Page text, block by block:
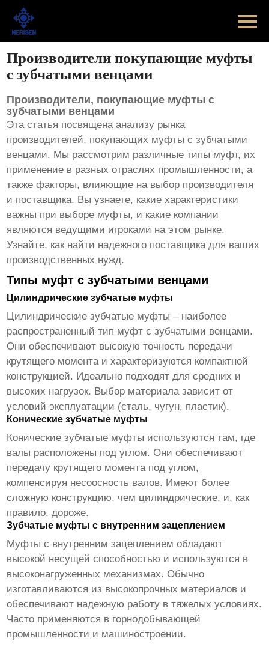
Главная
Новости
Случаи
Оборудование завода
Контакты
О Нас
Производители покупающие муфты
с зубчатыми венцами
Производители, покупающие муфты с
зубчатыми венцами
Эта статья посвящена анализу рынка
производителей, покупающих муфты с зубчатыми
венцами. Мы рассмотрим различные типы муфт, их
применение в разных отраслях промышленности, а
также факторы, влияющие на выбор производителя
и поставщика. Вы узнаете, какие характеристики
важны при выборе муфты, и какие компании
являются ведущими игроками на этом рынке.
Узнайте, как найти надежного поставщика для ваших
производственных нужд.
Типы муфт с зубчатыми венцами
Цилиндрические зубчатые муфты
Цилиндрические зубчатые муфты – наиболее
распространенный тип муфт с зубчатыми венцами.
Они обеспечивают высокую точность передачи
крутящего момента и характеризуются компактной
конструкцией. Идеально подходят для средних и
высоких нагрузок. Выбор материала зависит от
условий эксплуатации (сталь, чугун, пластик).
Конические зубчатые муфты
Конические зубчатые муфты используются там, где
валы расположены под углом. Они обеспечивают
передачу крутящего момента под углом,
компенсируя несоосность валов. Имеют более
сложную конструкцию, чем цилиндрические, и, как
правило, дороже.
Зубчатые муфты с внутренним зацеплением
Муфты с внутренним зацеплением обладают
высокой несущей способностью и используются в
высоконагруженных механизмах. Обычно
изготавливаются из высокопрочных материалов и
обеспечивают надежную работу в тяжелых условиях.
Часто применяются в горнодобывающей
промышленности и машиностроении.